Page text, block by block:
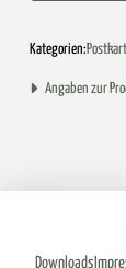
friedvolles
Fest“
|
Menge
Kategorien:
Angaben zur
Downloads